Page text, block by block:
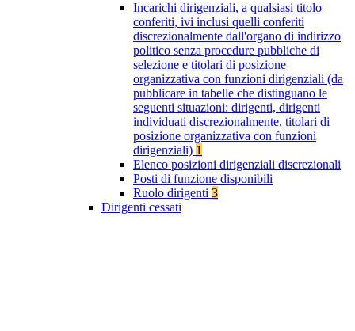
Incarichi dirigenziali, a qualsiasi titolo
conferiti, ivi inclusi quelli conferiti
discrezionalmente dall'organo di indirizzo
politico senza procedure pubbliche di
selezione e titolari di posizione
organizzativa con funzioni dirigenziali (da
pubblicare in tabelle che distinguano le
seguenti situazioni: dirigenti, dirigenti
individuati discrezionalmente, titolari di
posizione organizzativa con funzioni
dirigenziali) 1
Elenco posizioni dirigenziali discrezionali
Posti di funzione disponibili
Ruolo dirigenti 3
Dirigenti cessati